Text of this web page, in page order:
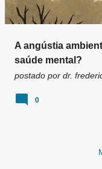
A angústia
saúde mental?
postado por dr.
0